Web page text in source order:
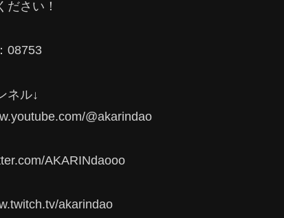
ださい！
08753
ネル↓
@akarindao
AKARINdaooo
akarindao